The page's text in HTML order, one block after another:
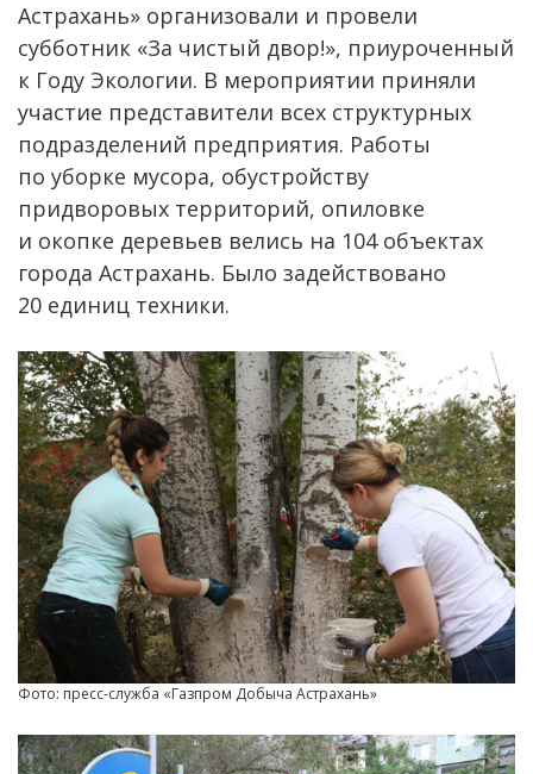
Астрахань» организовали и провели
субботник «За чистый двор!», приуроченный
к Году Экологии. В мероприятии приняли
участие представители всех структурных
подразделений предприятия. Работы
по уборке мусора, обустройству
придворовых территорий, опиловке
и окопке деревьев велись на 104 объектах
города Астрахань. Было задействовано
20 единиц техники.
Фото: пресс-служба «Газпром Добыча Астрахань»